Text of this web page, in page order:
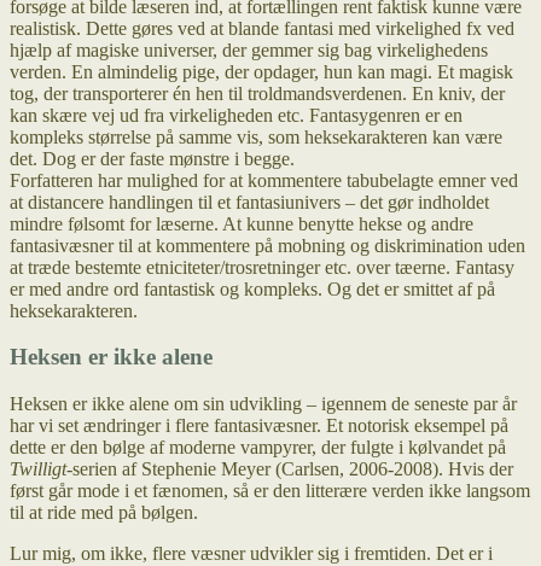
forsøge at bilde læseren ind, at fortællingen rent faktisk kunne være
realistisk. Dette gøres ved at blande fantasi med virkelighed fx ved
hjælp af magiske universer, der gemmer sig bag virkelighedens
verden. En almindelig pige, der opdager, hun kan magi. Et magisk
tog, der transporterer én hen til troldmandsverdenen. En kniv, der
kan skære vej ud fra virkeligheden etc. Fantasygenren er en
kompleks størrelse på samme vis, som heksekarakteren kan være
det. Dog er der faste mønstre i begge.
Forfatteren har mulighed for at kommentere tabubelagte emner ved
at distancere handlingen til et fantasiunivers – det gør indholdet
mindre følsomt for læserne. At kunne benytte hekse og andre
fantasivæsner til at kommentere på mobning og diskrimination uden
at træde bestemte etniciteter/trosretninger etc. over tæerne. Fantasy
er med andre ord fantastisk og kompleks. Og det er smittet af på
heksekarakteren.
Heksen er ikke alene
Heksen er ikke alene om sin udvikling – igennem de seneste par år
har vi set ændringer i flere fantasivæsner. Et notorisk eksempel på
dette er den bølge af moderne vampyrer, der fulgte i kølvandet på
Twilligt-serien af Stephenie Meyer (Carlsen, 2006-2008). Hvis der
først går mode i et fænomen, så er den litterære verden ikke langsom
til at ride med på bølgen.
Lur mig, om ikke, flere væsner udvikler sig i fremtiden. Det er i